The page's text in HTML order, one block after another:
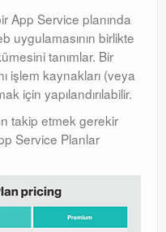
App Service planında
uygulamasının birlikte
tanımlar. Bir
işlem kaynakları (veya
için yapılandırılabilir.
takip etmek gerekir
Service Planlar